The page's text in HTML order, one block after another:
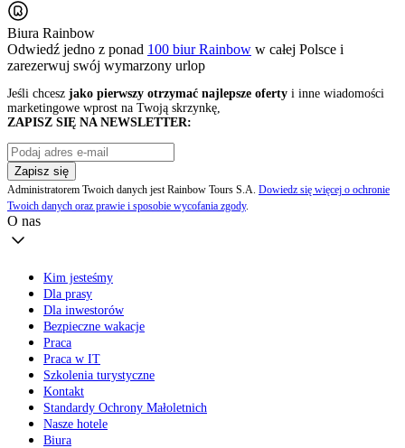
Biura Rainbow
Odwiedź jedno z ponad 100 biur Rainbow w całej Polsce i
zarezerwuj swój wymarzony urlop
Jeśli chcesz jako pierwszy otrzymać najlepsze oferty i inne wiadomości
marketingowe wprost na Twoją skrzynkę,
ZAPISZ SIĘ NA NEWSLETTER:
Zapisz się
Administratorem Twoich danych jest Rainbow Tours S.A. Dowiedz się więcej o ochronie
Twoich danych oraz prawie i sposobie wycofania zgody.
O nas
Kim jesteśmy
Dla prasy
Dla inwestorów
Bezpieczne wakacje
Praca
Praca w IT
Szkolenia turystyczne
Kontakt
Standardy Ochrony Małoletnich
Nasze hotele
Biura